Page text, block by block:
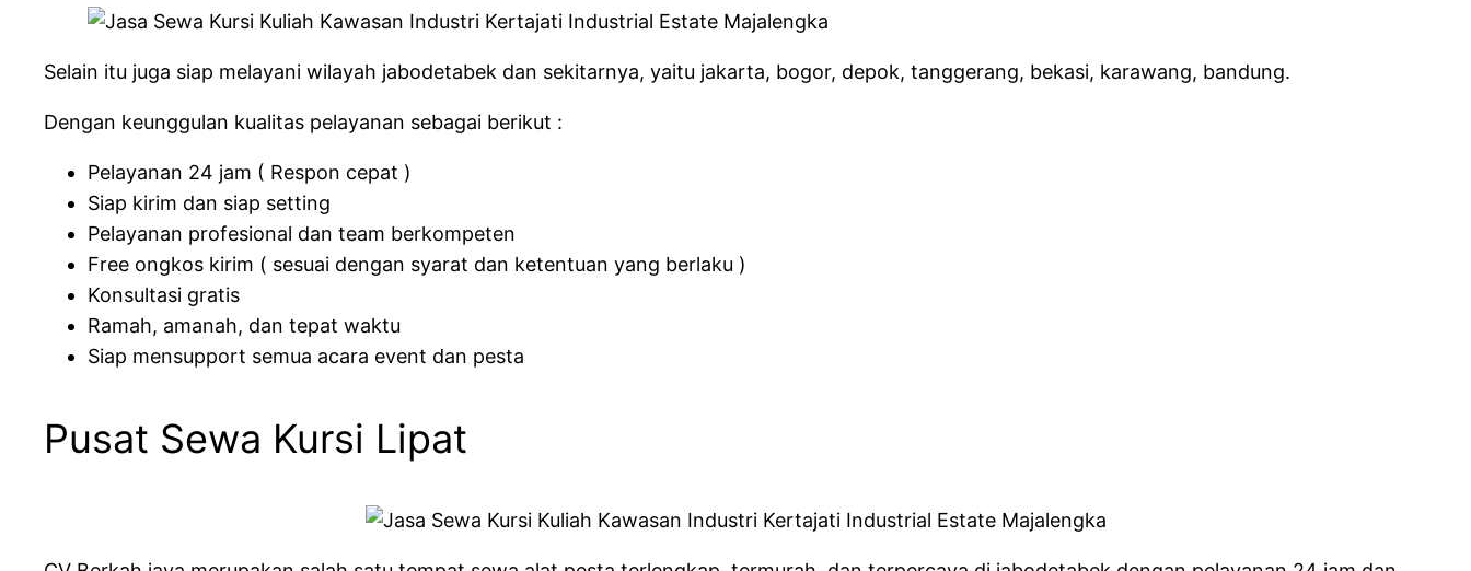
Selain itu juga siap melayani wilayah jabodetabek dan sekitarnya, yaitu jakarta, bogor, depok, tanggerang, bekasi, karawang, bandung.
Dengan keunggulan kualitas pelayanan sebagai berikut :
Pelayanan 24 jam ( Respon cepat )
Siap kirim dan siap setting
Pelayanan profesional dan team berkompeten
Free ongkos kirim ( sesuai dengan syarat dan ketentuan yang berlaku )
Konsultasi gratis
Ramah, amanah, dan tepat waktu
Siap mensupport semua acara event dan pesta
Pusat Sewa Kursi Lipat